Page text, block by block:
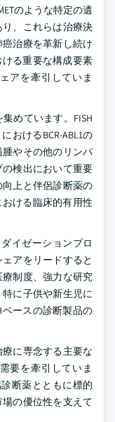
のような特定の遺
、これらは治療決
治療を革新し続け
る重要な構成要素
アを牽引していま
めています。FISH
おけるBCR-ABL1の
やその他のリンパ
検出において重要
上と伴侶診断薬の
ける臨床的有用性
イゼーションプロ
アをリードすると
制度、強力な研究
に子供や新生児に
ースの診断製品の
に専念する主要な
要を牽引していま
断薬とともに標的
の優位性を支えて